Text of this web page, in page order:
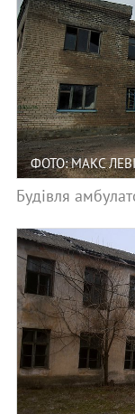
ФОТО: МАКС
Будівля